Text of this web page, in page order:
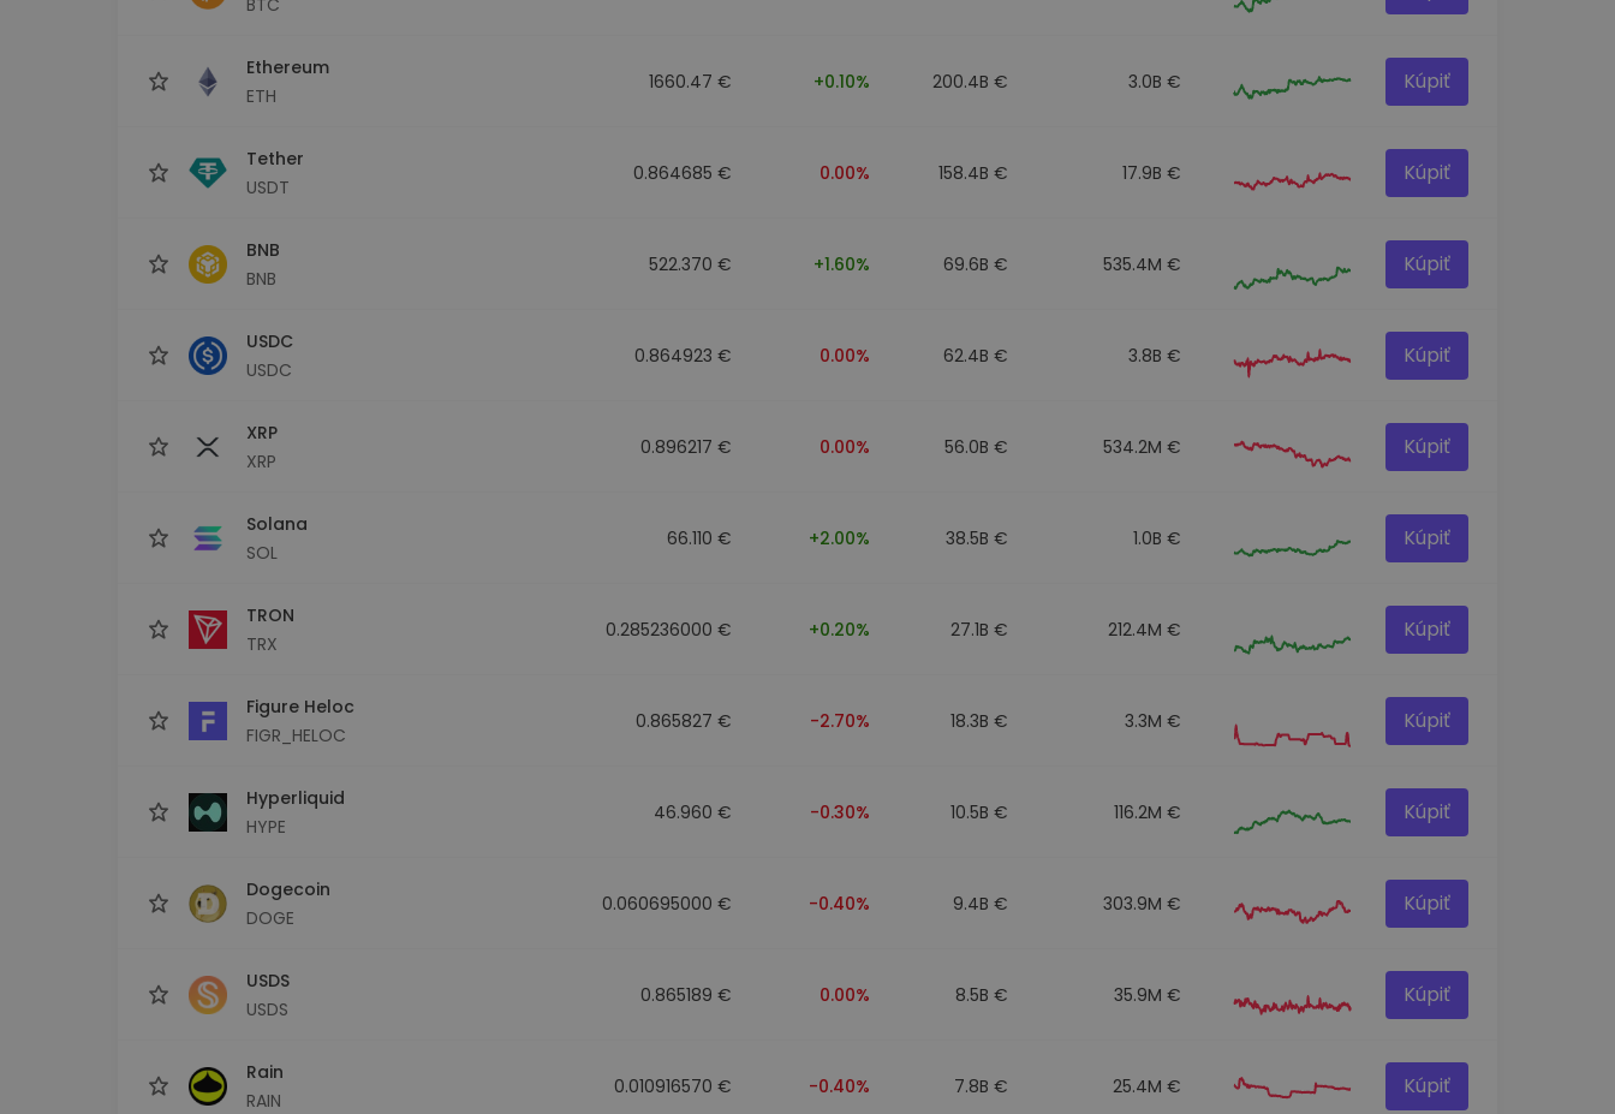
Ethereum
ETH
1660.47 € +0.10% 200.4B € 3.0B € Kúpiť
Tether
USDT
0.864685 € 0.00% 158.4B € 17.9B € Kúpiť
BNB
BNB
522.370 € +1.60% 69.6B € 535.4M € Kúpiť
USDC
USDC
0.864923 € 0.00% 62.4B € 3.8B € Kúpiť
XRP
XRP
0.896217 € 0.00% 56.0B € 534.2M € Kúpiť
Solana
SOL
66.110 € +2.00% 38.5B € 1.0B € Kúpiť
TRON
TRX
0.285236000 € +0.20% 27.1B € 212.4M € Kúpiť
Figure Heloc
FIGR_HELOC
0.865827 € -2.70% 18.3B € 3.3M € Kúpiť
Hyperliquid
HYPE
46.960 € -0.30% 10.5B € 116.2M € Kúpiť
Dogecoin
DOGE
0.060695000 € -0.40% 9.4B € 303.9M € Kúpiť
USDS
USDS
0.865189 € 0.00% 8.5B € 35.9M € Kúpiť
Rain
RAIN
0.010916570 € -0.40% 7.8B € 25.4M € Kúpiť